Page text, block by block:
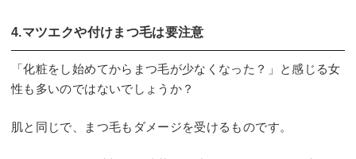
4.マツエクや付けまつ毛は要注意
「化粧をし始めてからまつ毛が少なくなった？」と感じる女
性も多いのではないでしょうか？
肌と同じで、まつ毛もダメージを受けるものです。